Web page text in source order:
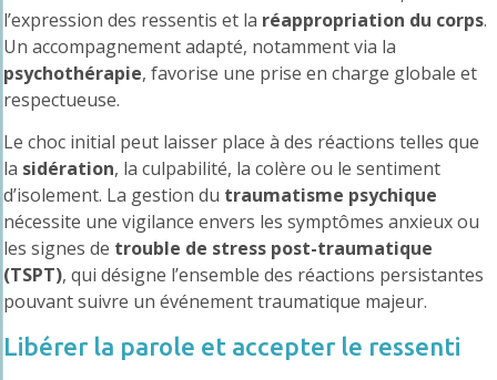
l’expression des ressentis et la réappropriation du corps.
Un accompagnement adapté, notamment via la
psychothérapie, favorise une prise en charge globale et
respectueuse.
Le choc initial peut laisser place à des réactions telles que
la sidération, la culpabilité, la colère ou le sentiment
d’isolement. La gestion du traumatisme psychique
nécessite une vigilance envers les symptômes anxieux ou
les signes de trouble de stress post-traumatique
(TSPT), qui désigne l’ensemble des réactions persistantes
pouvant suivre un événement traumatique majeur.
Libérer la parole et accepter le ressenti